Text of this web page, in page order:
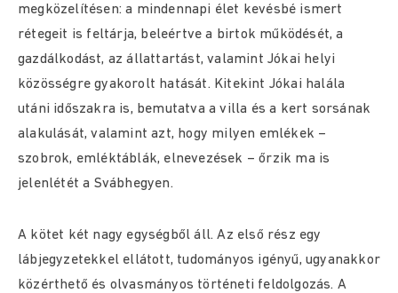
megközelítésen: a mindennapi élet kevésbé ismert
rétegeit is feltárja, beleértve a birtok működését, a
gazdálkodást, az állattartást, valamint Jókai helyi
közösségre gyakorolt hatását. Kitekint Jókai halála
utáni időszakra is, bemutatva a villa és a kert sorsának
alakulását, valamint azt, hogy milyen emlékek –
szobrok, emléktáblák, elnevezések – őrzik ma is
jelenlétét a Svábhegyen.
A kötet két nagy egységből áll. Az első rész egy
lábjegyzetekkel ellátott, tudományos igényű, ugyanakkor
közérthető és olvasmányos történeti feldolgozás. A